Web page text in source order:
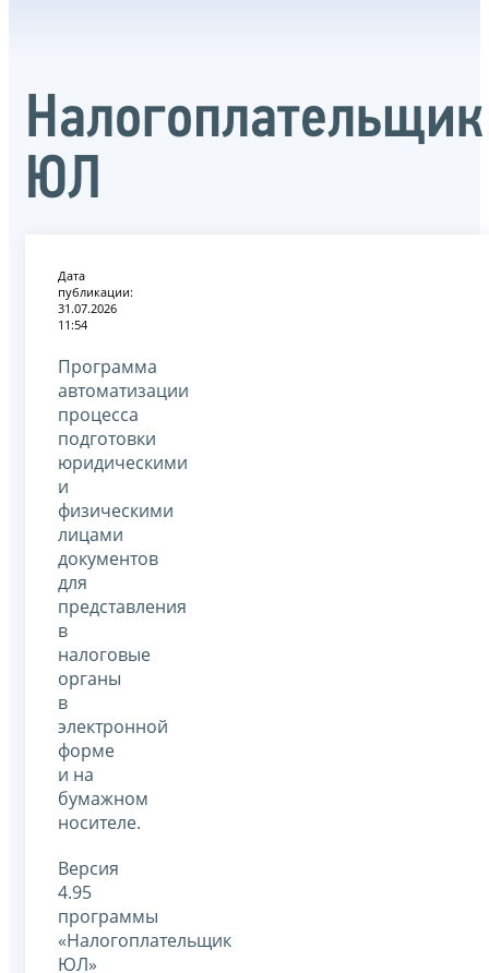
Налогоплательщик
ЮЛ
Дата
публикации:
31.07.2026
11:54
Программа
автоматизации
процесса
подготовки
юридическими
и
физическими
лицами
документов
для
представления
в
налоговые
органы
в
электронной
форме
и на
бумажном
носителе.
Версия
4.95
программы
«Налогоплательщик
ЮЛ»